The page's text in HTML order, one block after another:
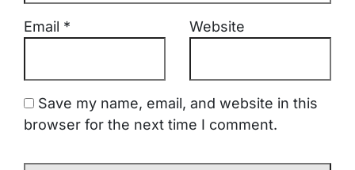
Email * Website
Save my name, email, and website in this
browser for the next time I comment.